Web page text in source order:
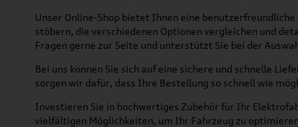
Unser Online-Shop bietet Ihnen eine
stöbern, die verschiedenen Optionen vergleichen und
Fragen gerne zur Seite und unterstützt Sie bei der
Bei uns können Sie sich auf eine sichere und schnelle
sorgen wir dafür, dass Ihre Bestellung so schnell wie
Investieren Sie in hochwertiges Zubehör für Ihr
vielfältigen Möglichkeiten, um Ihr Fahrzeug zu